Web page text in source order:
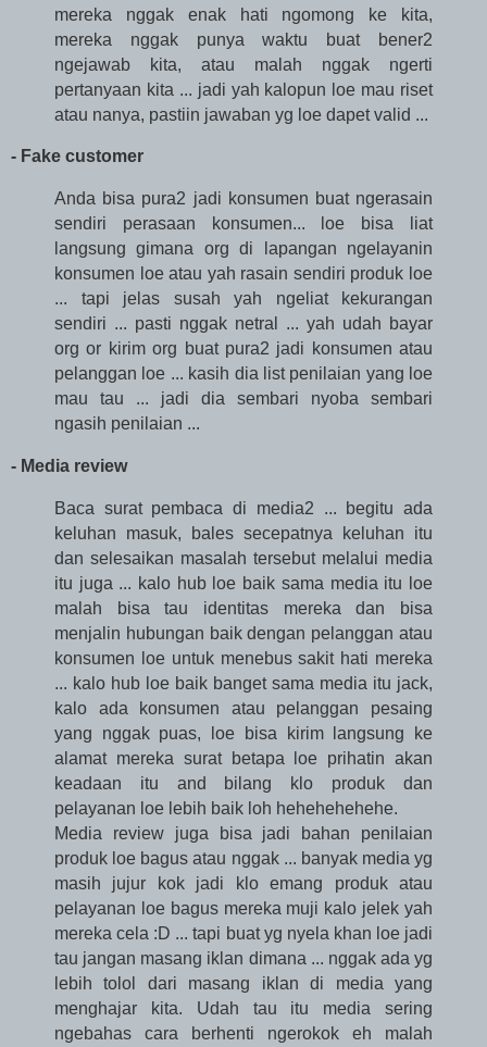
mereka nggak enak hati ngomong ke kita,
mereka nggak punya waktu buat bener2
ngejawab kita, atau malah nggak ngerti
pertanyaan kita ... jadi yah kalopun loe mau riset
atau nanya, pastiin jawaban yg loe dapet valid ...
- Fake customer
Anda bisa pura2 jadi konsumen buat ngerasain
sendiri perasaan konsumen... loe bisa liat
langsung gimana org di lapangan ngelayanin
konsumen loe atau yah rasain sendiri produk loe
... tapi jelas susah yah ngeliat kekurangan
sendiri ... pasti nggak netral ... yah udah bayar
org or kirim org buat pura2 jadi konsumen atau
pelanggan loe ... kasih dia list penilaian yang loe
mau tau ... jadi dia sembari nyoba sembari
ngasih penilaian ...
- Media review
Baca surat pembaca di media2 ... begitu ada
keluhan masuk, bales secepatnya keluhan itu
dan selesaikan masalah tersebut melalui media
itu juga ... kalo hub loe baik sama media itu loe
malah bisa tau identitas mereka dan bisa
menjalin hubungan baik dengan pelanggan atau
konsumen loe untuk menebus sakit hati mereka
... kalo hub loe baik banget sama media itu jack,
kalo ada konsumen atau pelanggan pesaing
yang nggak puas, loe bisa kirim langsung ke
alamat mereka surat betapa loe prihatin akan
keadaan itu and bilang klo produk dan
pelayanan loe lebih baik loh hehehehehehe.
Media review juga bisa jadi bahan penilaian
produk loe bagus atau nggak ... banyak media yg
masih jujur kok jadi klo emang produk atau
pelayanan loe bagus mereka muji kalo jelek yah
mereka cela :D ... tapi buat yg nyela khan loe jadi
tau jangan masang iklan dimana ... nggak ada yg
lebih tolol dari masang iklan di media yang
menghajar kita. Udah tau itu media sering
ngebahas cara berhenti ngerokok eh malah